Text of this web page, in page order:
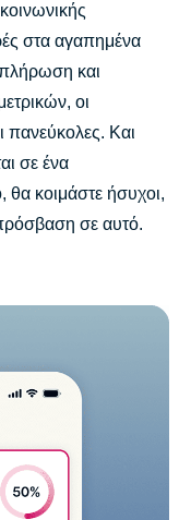
στα αγαπημένα
και
οι
πανεύκολες. Και
σε ένα
κοιμάστε ήσυχοι,
σε αυτό.